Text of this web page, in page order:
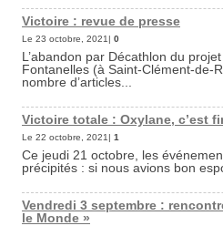
Victoire : revue de presse
Le 23 octobre, 2021| 0
L’abandon par Décathlon du
Fontanelles (à Saint-Clément-de-
nombre d’articles...
Victoire totale : Oxylane, c’est
Le 22 octobre, 2021| 1
Ce jeudi 21 octobre, les
précipités : si nous avions bon
Vendredi 3 septembre :
le Monde »